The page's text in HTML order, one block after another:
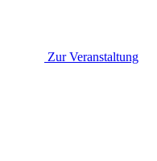
Zur Veranstaltung